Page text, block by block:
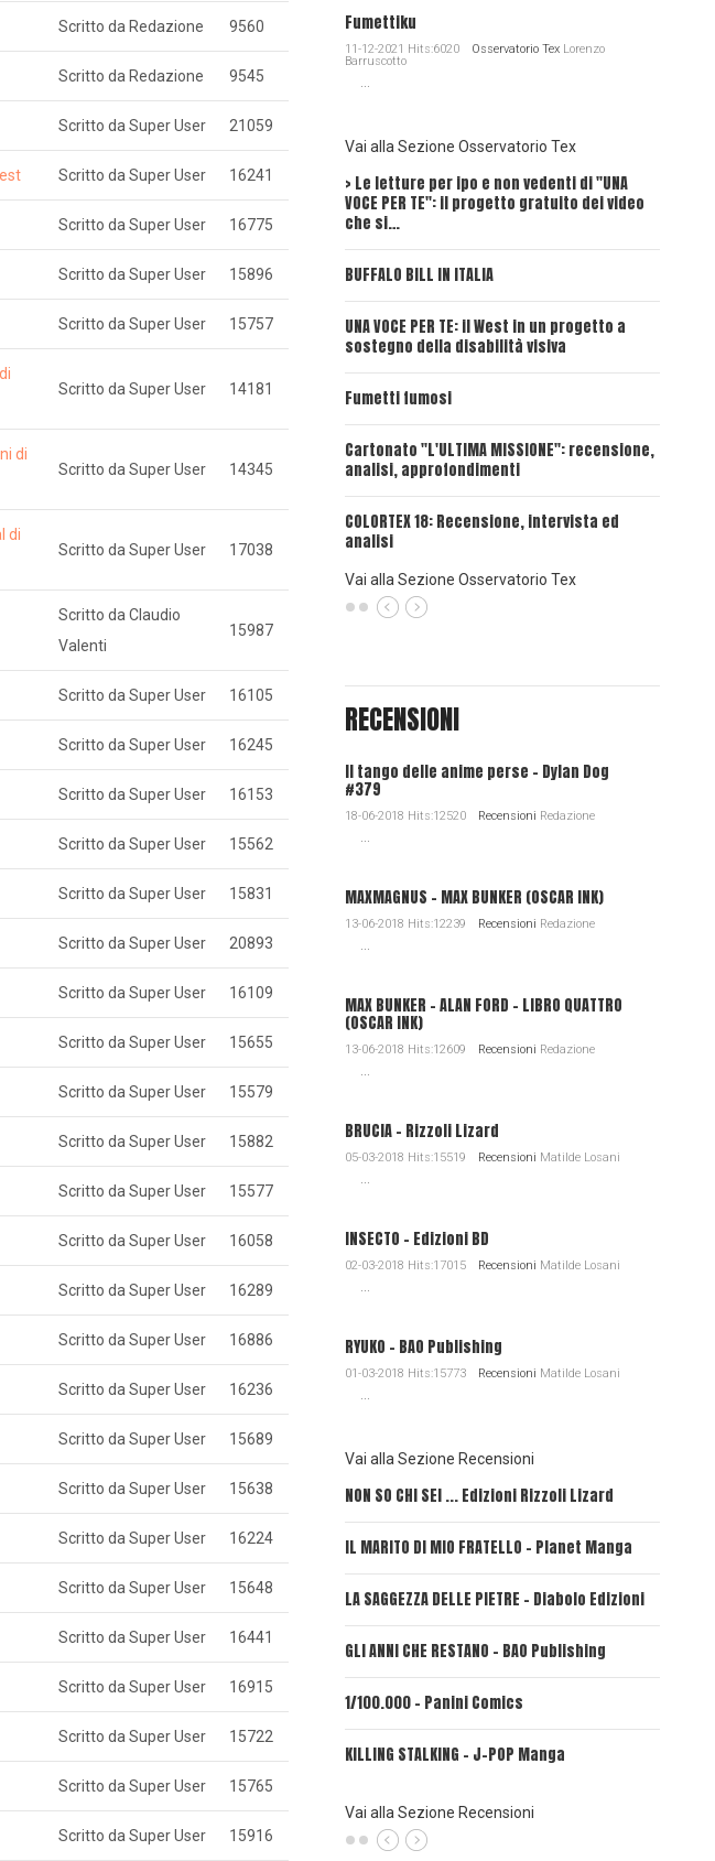
Scritto da Redazione 9560
Scritto da Redazione 9545
Scritto da Super User 21059
Scritto da Super User 16241
Scritto da Super User 16775
Scritto da Super User 15896
Scritto da Super User 15757
Scritto da Super User 14181
di
Scritto da Super User 14345
di
Scritto da Super User 17038
Scritto da Claudio
Valenti
15987
Scritto da Super User 16105
Scritto da Super User 16245
Scritto da Super User 16153
Scritto da Super User 15562
Scritto da Super User 15831
Scritto da Super User 20893
Scritto da Super User 16109
Scritto da Super User 15655
Scritto da Super User 15579
Scritto da Super User 15882
Scritto da Super User 15577
Scritto da Super User 16058
Scritto da Super User 16289
Scritto da Super User 16886
Scritto da Super User 16236
Scritto da Super User 15689
Scritto da Super User 15638
Scritto da Super User 16224
Scritto da Super User 15648
Scritto da Super User 16441
Scritto da Super User 16915
Scritto da Super User 15722
Scritto da Super User 15765
Scritto da Super User 15916
Fumettiku
11-12-2021 Hits:6020 Osservatorio TexLorenzo
Barruscotto
...
Vai alla Sezione Osservatorio Tex
> Le letture per ipo e non vedenti di "UNA
VOCE PER TE": il progetto gratuito dei video
che si…
BUFFALO BILL IN ITALIA
UNA VOCE PER TE: il West in un progetto a
sostegno della disabilità visiva
Fumetti fumosi
Cartonato "L'ULTIMA MISSIONE": recensione,
analisi, approfondimenti
COLORTEX 18: Recensione, intervista ed
analisi
UNA
UNA
UNA
UNA
Vai alla Sezione Osservatorio Tex
RECENSIONI
Il tango delle anime perse - Dylan Dog
#379
18-06-2018 Hits:12520 Recensioni Redazione
...
MAXMAGNUS – MAX BUNKER (OSCAR INK)
13-06-2018 Hits:12239 Recensioni Redazione
...
MAX BUNKER – ALAN FORD – LIBRO QUATTRO
(OSCAR INK)
13-06-2018 Hits:12609 Recensioni Redazione
...
BRUCIA - Rizzoli Lizard
05-03-2018 Hits:15519 Recensioni Matilde Losani
...
INSECTO - Edizioni BD
02-03-2018 Hits:17015 Recensioni Matilde Losani
...
RYUKO - BAO Publishing
01-03-2018 Hits:15773 Recensioni Matilde Losani
...
Vai alla Sezione Recensioni
NON SO CHI SEI ... Edizioni Rizzoli Lizard
IL MARITO DI MIO FRATELLO - Planet Manga
LA SAGGEZZA DELLE PIETRE - Diabolo Edizioni
GLI ANNI CHE RESTANO - BAO Publishing
1/100.000 - Panini Comics
KILLING STALKING - J-POP Manga
Vai alla Sezione Recensioni